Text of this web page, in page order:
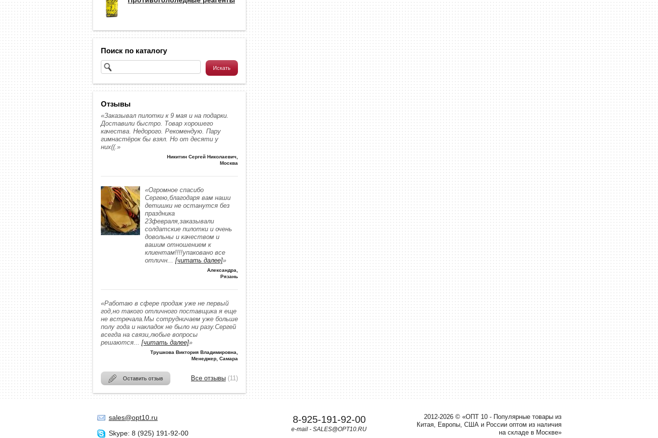
Поиск по каталогу
Отзывы
«Заказывал пилотки к 9 мая и на подарки.
Доставили быстро. Товар хорошего
качества. Недорого. Рекомендую. Пару
гимнастёрок бы взял. Но от десяти у
них((.»
Никитин Сергей Николаевич
Москва
«Огромное спасибо
Сергею,благодаря вам наши
детишки не останутся без
праздника
23февраля,заказывали
солдатские пилотки и очень
довольны и качеством и
вашим отношением к
клиентам!!!!упаковано все
отличн... [читать далее]»
Александра
Рязань
«Работаю в сфере продаж уже не первый
год,но такого отличного поставщика я еще
не встречала.Мы сотрудничаем уже больше
полу года и накладок не было ни разу.Сергей
всегда на связи,любые вопросы
решаются... [читать далее]»
Трушкова Виктория Владимировна
Менеджер, Самара
Оставить отзыв Все отзывы (11)
sales@opt10.ru
Skype: 8 (925) 191-92-00
2012-2026 © «ОПТ 10 - Популярные товары из
Китая, Европы, США и России оптом из наличия
на складе в Москве»
8-925-191-92-00
e-mail - SALES@OPT10.RU